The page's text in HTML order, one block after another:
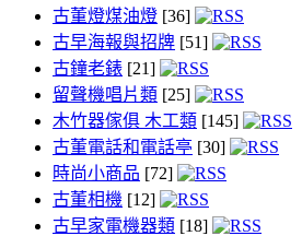
古董燈煤油燈 [36]
古早海報與招牌 [51]
古鐘老錶 [21]
留聲機唱片類 [25]
木竹器傢俱 木工類 [145]
古董電話和電話亭 [30]
時尚小商品 [72]
古董相機 [12]
古早家電機器類 [18]